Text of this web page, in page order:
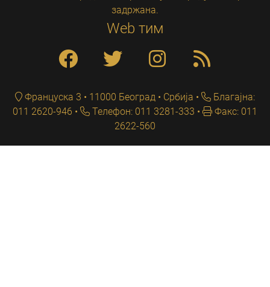
задржана.
Web тим
Француска 3 • 11000 Београд • Србија
Благајна:
011 2620-946
Телефон: 011 3281-333
Факс: 011
2622-560